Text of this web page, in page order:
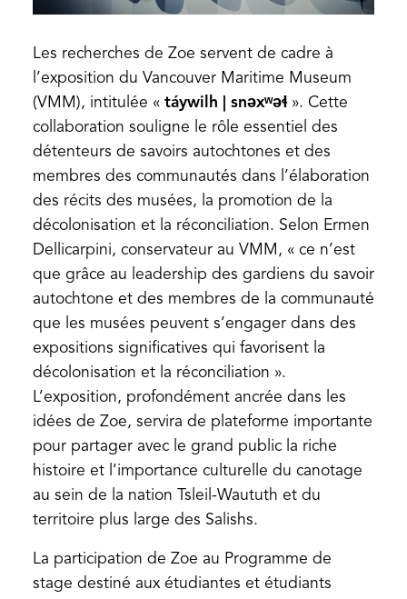
Les recherches de Zoe servent de cadre à
l’exposition du Vancouver Maritime Museum
(VMM), intitulée « táywilh | snəxʷəɬ». Cette
collaboration souligne le rôle essentiel des
détenteurs de savoirs autochtones et des
membres des communautés dans l’élaboration
des récits des musées, la promotion de la
décolonisation et la réconciliation. Selon Ermen
Dellicarpini, conservateur au VMM, « ce n’est
que grâce au leadership des gardiens du savoir
autochtone et des membres de la communauté
que les musées peuvent s’engager dans des
expositions significatives qui favorisent la
décolonisation et la réconciliation ».
L’exposition, profondément ancrée dans les
idées de Zoe, servira de plateforme importante
pour partager avec le grand public la riche
histoire et l’importance culturelle du canotage
au sein de la nation Tsleil-Waututh et du
territoire plus large des Salishs.
La participation de Zoe au Programme de
stage destiné aux étudiantes et étudiants